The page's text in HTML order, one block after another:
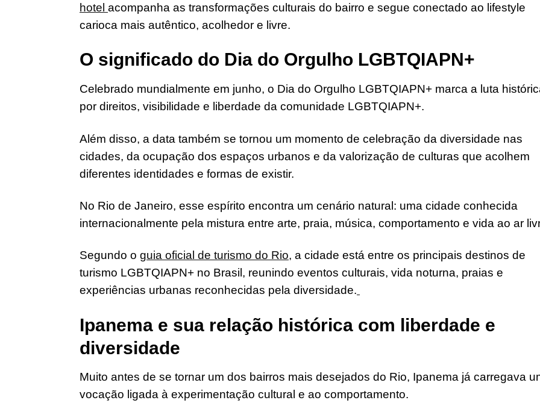
hotel acompanha as transformações culturais do bairro e segue conectado ao lifestyle
carioca mais autêntico, acolhedor e livre.
O significado do Dia do Orgulho LGBTQIAPN+
Celebrado mundialmente em junho, o Dia do Orgulho LGBTQIAPN+ marca a luta
por direitos, visibilidade e liberdade da comunidade LGBTQIAPN+.
Além disso, a data também se tornou um momento de celebração da diversidade nas
cidades, da ocupação dos espaços urbanos e da valorização de culturas que acolhem
diferentes identidades e formas de existir.
No Rio de Janeiro, esse espírito encontra um cenário natural: uma cidade conhecida
internacionalmente pela mistura entre arte, praia, música, comportamento e vida ao ar
Segundo o guia oficial de turismo do Rio, a cidade está entre os principais destinos de
turismo LGBTQIAPN+ no Brasil, reunindo eventos culturais, vida noturna, praias e
experiências urbanas reconhecidas pela diversidade.
Ipanema e sua relação histórica com liberdade e
diversidade
Muito antes de se tornar um dos bairros mais desejados do Rio, Ipanema já carregava
vocação ligada à experimentação cultural e ao comportamento.